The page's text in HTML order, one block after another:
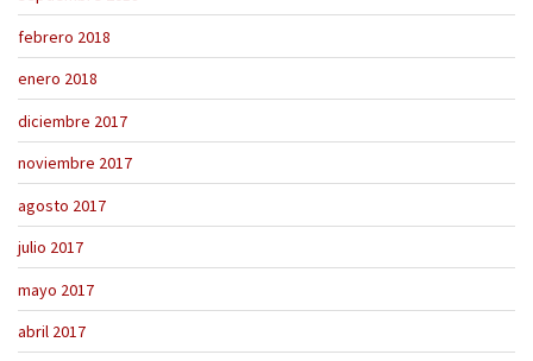
febrero 2018
enero 2018
diciembre 2017
noviembre 2017
agosto 2017
julio 2017
mayo 2017
abril 2017